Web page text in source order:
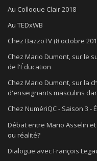
Au Colloque Clair 2018
Au TEDxWB
Chez BazzoTV (8 octobre
Chez Mario Dumont, sur le
de l'Éducation
Chez Mario Dumont, sur la
d'enseignants masculins
Chez NumériQC - Saison 3 -
Débat entre Mario Asselin
ou réalité?
Dialogue avec François